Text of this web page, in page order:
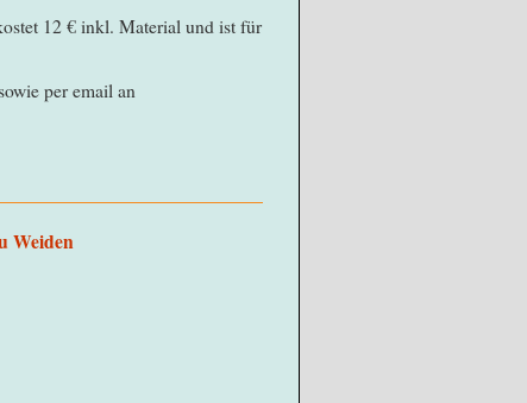
12 € inkl. Material und ist für
per email an
Weiden